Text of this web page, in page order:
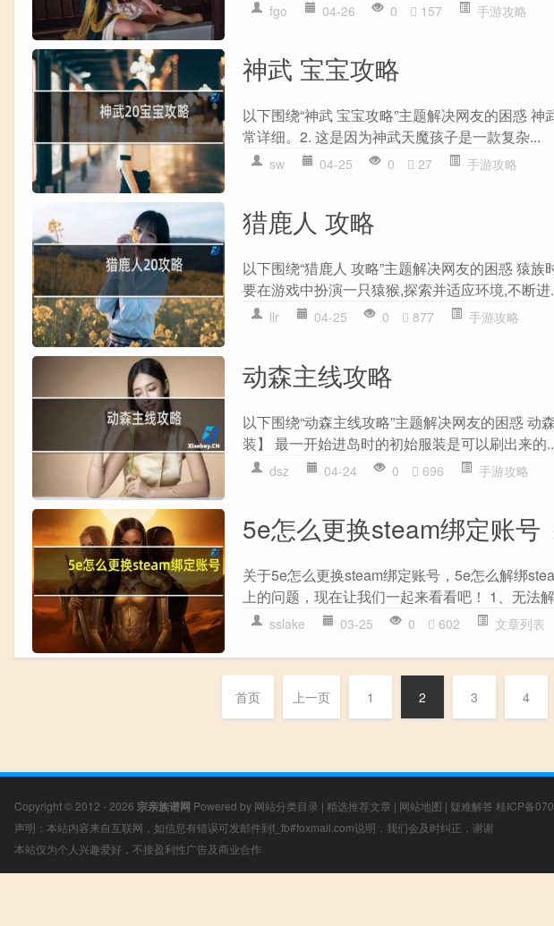
fgo 04-26 0 157 手游攻略
神武 宝宝攻略
以下围绕“神武 宝宝攻略”主题解决网友的困惑
常详细。2. 这是因为神武天魔孩子是一款复杂...
sw 04-25 0 27 手游攻略
猎鹿人 攻略
以下围绕“猎鹿人 攻略”主题解决网友的困惑 猿
要在游戏中扮演一只猿猴,探索并适应环境,不断进
llr 04-25 0 877 手游攻略
动森主线攻略
以下围绕“动森主线攻略”主题解决网友的困惑
装】 最一开始进岛时的初始服装是可以刷出来的
dsz 04-24 0 696 手游攻略
5e怎么更换steam绑定账号
关于5e怎么更换steam绑定账号，5e怎么解绑
上的问题，现在让我们一起来看看吧！ 1、无法
sslake 03-25 0 602 文章列表
首页 上一页 1 2 3 4
Copyright © 2012 - 2026 宗亲族谱网 Powered by 网站分类目录 | 精选推荐文章 | 网站地图 | 疑难解答 桂ICP备
声明：本站内容来自互联网，如信息有错误可发邮件到f_fb#foxmail.com说明，我们会及时纠正，谢谢
本站仅为个人兴趣爱好，不接盈利性广告及商业合作